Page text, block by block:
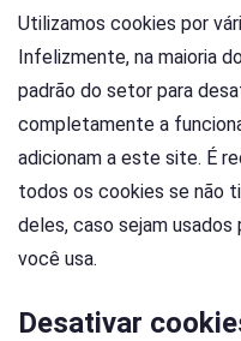
Utilizamos cookies por
Infelizmente, na maioria
padrão do setor para
completamente a
adicionam a este site. É
todos os cookies se não
deles, caso sejam
você usa.
Desativar